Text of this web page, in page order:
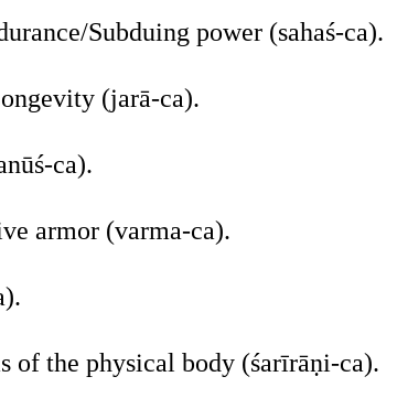
Subduing power (sahaś-ca).
(jarā-ca).
ca).
armor (varma-ca).
of the physical body (śarīrāṇi-ca).